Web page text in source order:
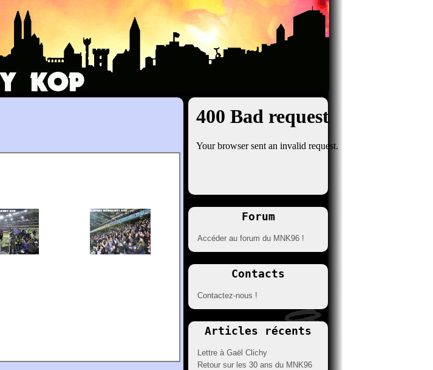
Forum
Accéder au forum du MNK96 !
Contacts
Contactez-nous !
Articles récents
Lettre à Gaël Clichy
Retour sur les 30 ans du MNK96